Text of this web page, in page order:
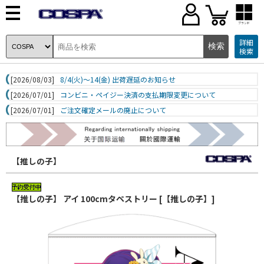
ブランド
詳細
検索
[2026/08/03]
8/4(火)～14(金) 出荷遅延のお知らせ
[2026/07/01]
コンビニ・ペイジー決済の支払期限変更について
[2026/07/01]
ご注文確定メールの廃止について
【推しの子】
【推しの子】 アイ 100cmタペストリー [【推しの子】]